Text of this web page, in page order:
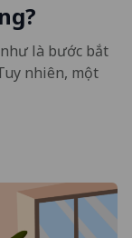
là bước bắt
nhiên, một